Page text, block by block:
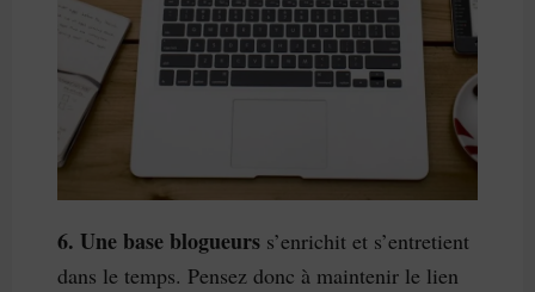
6. Une base blogueurs s’enrichit et s’entretient
dans le temps. Pensez donc à maintenir le lien